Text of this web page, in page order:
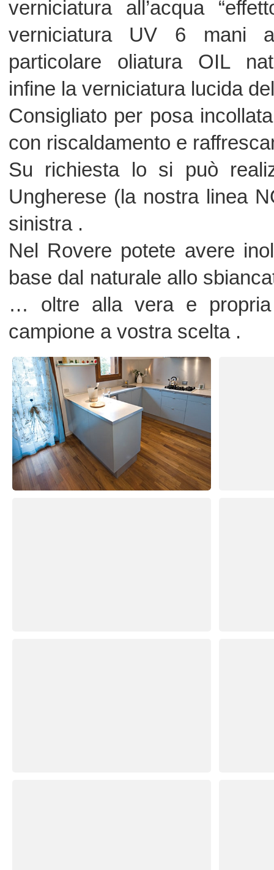
base dal naturale allo sbiancato, dal
… oltre alla vera e propria
campione a vostra scelta .